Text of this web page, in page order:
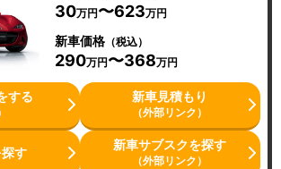
30万円〜623万円
新車価格（税込）
290万円〜368万円
する 新車見積もり
（外部リンク）
す 新車サブスクを探す
（外部リンク）